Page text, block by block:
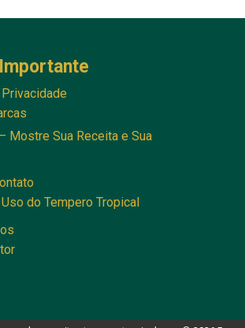
Mostre Sua Receita e Sua
do Tempero Tropical